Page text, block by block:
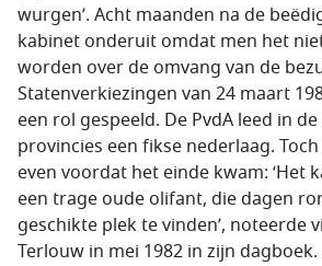
wurgen’. Acht maanden na de
kabinet onderuit omdat men het
worden over de omvang van de
Statenverkiezingen van 24 maart
een rol gespeeld. De PvdA leed in
provincies een fikse nederlaag.
even voordat het einde kwam: ‘Het
een trage oude olifant, die dagen
geschikte plek te vinden’, noteerde
Terlouw in mei 1982 in zijn dagboek.